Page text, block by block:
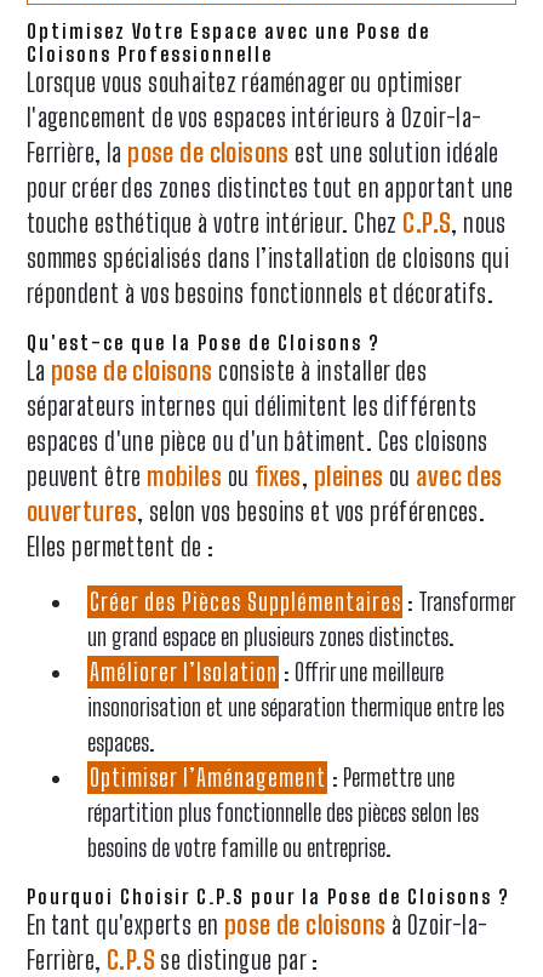
Optimisez Votre Espace avec une Pose de
Cloisons Professionnelle
Lorsque vous souhaitez réaménager ou optimiser
l'agencement de vos espaces intérieurs à Ozoir-la-
Ferrière, la pose de cloisons est une solution idéale
pour créer des zones distinctes tout en apportant une
touche esthétique à votre intérieur. Chez C.P.S, nous
sommes spécialisés dans l’installation de cloisons qui
répondent à vos besoins fonctionnels et décoratifs.
Qu'est-ce que la Pose de Cloisons ?
La pose de cloisons consiste à installer des
séparateurs internes qui délimitent les différents
espaces d'une pièce ou d'un bâtiment. Ces cloisons
peuvent être mobiles ou fixes, pleines ou avec des
ouvertures, selon vos besoins et vos préférences.
Elles permettent de :
Créer des Pièces Supplémentaires : Transformer
un grand espace en plusieurs zones distinctes.
Améliorer l’Isolation : Offrir une meilleure
insonorisation et une séparation thermique entre les
espaces.
Optimiser l’Aménagement : Permettre une
répartition plus fonctionnelle des pièces selon les
besoins de votre famille ou entreprise.
Pourquoi Choisir C.P.S pour la Pose de Cloisons ?
En tant qu'experts en pose de cloisons à Ozoir-la-
Ferrière, C.P.S se distingue par :